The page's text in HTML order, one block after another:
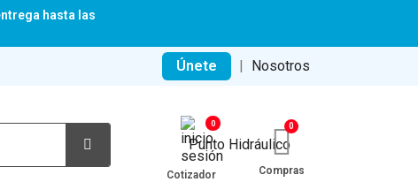
hasta las
Únete | Nosotros
0
Cotizador Compras